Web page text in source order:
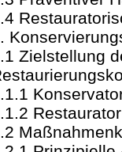
Zielstellung